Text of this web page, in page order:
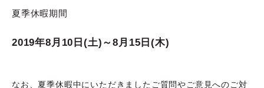
夏季休暇期間
2019年8月10日(土)～8月15日(木)
なお、夏季休暇中にいただきましたご質問やご意見へのご対